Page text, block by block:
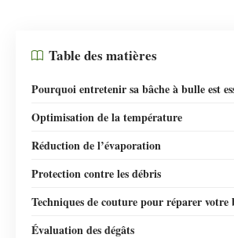
Table des matières
Pourquoi entretenir sa bâche à bulle est
Optimisation de la température
Réduction de l’évaporation
Protection contre les débris
Techniques de couture pour réparer votre
Évaluation des dégâts